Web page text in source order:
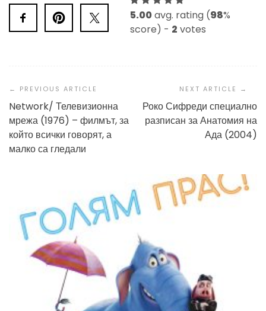
5.00avg. rating (98%
score) - 2 votes
Navigation
Network/ Телевизионна
мрежа (1976) – филмът, за
който всички говорят, а
малко са гледали
Роко Сифреди специално
разписан за Анатомия на
Ада (2004)